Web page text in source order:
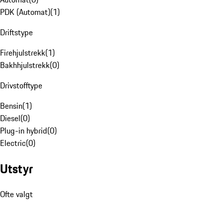
PDK (Automat)(1)
Driftstype
Firehjulstrekk(1)
Bakhhjulstrekk(0)
Drivstofftype
Bensin(1)
Diesel(0)
Plug-in hybrid(0)
Electric(0)
Utstyr
Ofte valgt